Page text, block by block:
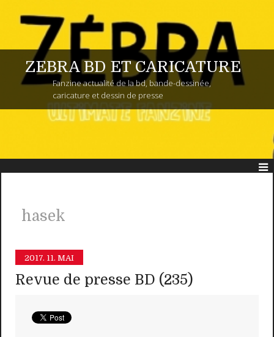
ZEBRA BD ET CARICATURE
Fanzine actualité de la bd, bande-dessinée,
caricature et dessin de presse
hasek
2017. 11. MAI
Revue de presse BD (235)